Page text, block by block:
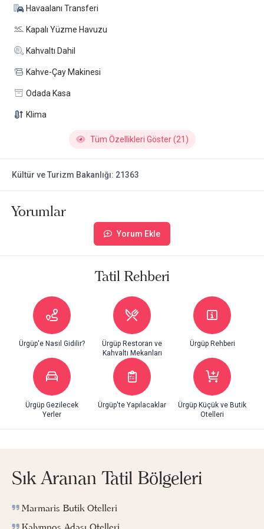
Havaalanı Transferi
Kapalı Yüzme Havuzu
Kahvaltı Dahil
Kahve-Çay Makinesi
Odada Kasa
Klima
Tüm Özellikleri Göster (21)
Kültür ve Turizm Bakanlığı: 21363
Yorumlar
Yorum Ekle
Tatil Rehberi
Ürgüp'e Nasıl Gidilir?
Ürgüp Restoran ve
Kahvaltı Mekanları
Ürgüp Rehberi
Ürgüp Gezilecek
Yerler
Ürgüp'te Yapılacaklar
Ürgüp Küçük ve Butik
Otelleri
Sık Aranan Tatil Bölgeleri
Marmaris Butik Otelleri